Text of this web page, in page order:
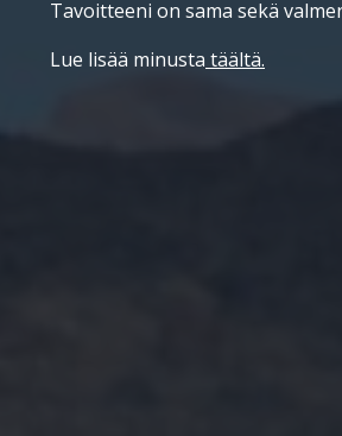
Tavoitteeni on sama sekä
Lue lisää minusta täältä.